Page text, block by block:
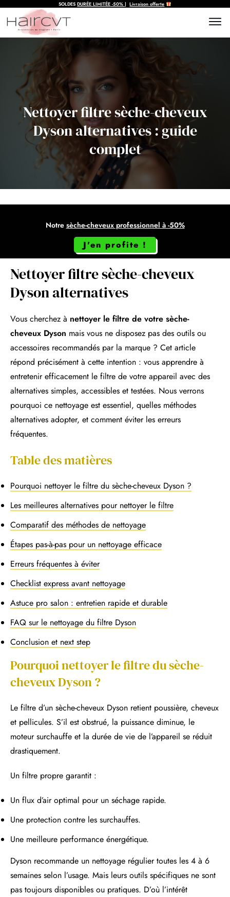
SOLDESDURÉE LIMITÉE -50% |Livraison offerte
Nettoyer filtre sèche-cheveux
Dyson alternatives : guide
complet
Notre sèche-cheveux professionnel à -50%
J'en profite !
Nettoyer filtre sèche-cheveux
Dyson alternatives
Vous cherchez à nettoyer le filtre de votre sèche-
cheveux Dyson mais vous ne disposez pas des outils ou
accessoires recommandés par la marque ? Cet article
répond précisément à cette intention : vous apprendre à
entretenir efficacement le filtre de votre appareil avec des
alternatives simples, accessibles et testées. Nous verrons
pourquoi ce nettoyage est essentiel, quelles méthodes
alternatives adopter, et comment éviter les erreurs
fréquentes.
Table des matières
Pourquoi nettoyer le filtre du sèche-cheveux Dyson ?
Les meilleures alternatives pour nettoyer le filtre
Comparatif des méthodes de nettoyage
Étapes pas-à-pas pour un nettoyage efficace
Erreurs fréquentes à éviter
Checklist express avant nettoyage
Astuce pro salon : entretien rapide et durable
FAQ sur le nettoyage du filtre Dyson
Conclusion et next step
Pourquoi nettoyer le filtre du sèche-
cheveux Dyson ?
Le filtre d’un sèche-cheveux Dyson retient poussière, cheveux
et pellicules. S’il est obstrué, la puissance diminue, le
moteur surchauffe et la durée de vie de l’appareil se réduit
drastiquement.
Un filtre propre garantit :
Un flux d’air optimal pour un séchage rapide.
Une protection contre les surchauffes.
Une meilleure performance énergétique.
Dyson recommande un nettoyage régulier toutes les 4 à 6
semaines selon l’usage. Mais leurs outils spécifiques ne sont
pas toujours disponibles ou pratiques. D’où l’intérêt